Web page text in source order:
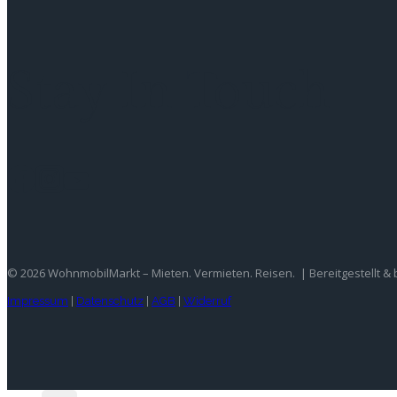
© 2026 WohnmobilMarkt – Mieten. Vermieten. Reisen. | Bereitgestellt &
Impressum Datenschutz AGB Widerruf